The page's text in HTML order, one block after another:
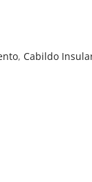
,Cabildo